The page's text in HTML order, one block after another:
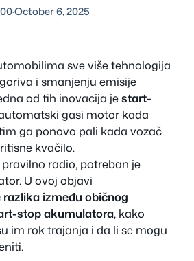
·October 6, 2025
sve više tehnologija
i smanjenju emisije
od tih inovacija jestart-
gasi motor kada
ga ponovo pali kada vozač
kvačilo.
radio, potreban je
U ovoj objavi
razlika između običnog
stop akumulatora, kako
im rok trajanja i da li se mogu